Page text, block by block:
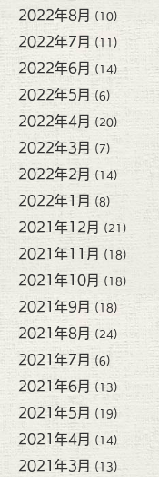
2022年8月 (10)
2022年7月 (11)
2022年6月 (14)
2022年5月 (6)
2022年4月 (20)
2022年3月 (7)
2022年2月 (14)
2022年1月 (8)
2021年12月 (21)
2021年11月 (18)
2021年10月 (18)
2021年9月 (18)
2021年8月 (24)
2021年7月 (6)
2021年6月 (13)
2021年5月 (19)
2021年4月 (14)
2021年3月 (13)